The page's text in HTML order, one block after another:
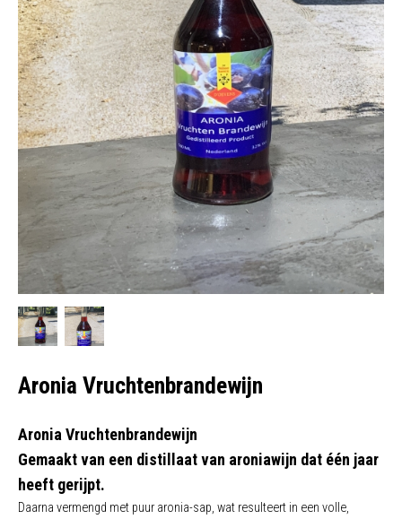
Aronia Vruchtenbrandewijn
Aronia Vruchtenbrandewijn
Gemaakt van een distillaat van aroniawijn dat één jaar
heeft gerijpt.
Daarna vermengd met puur aronia-sap, wat resulteert in een volle,